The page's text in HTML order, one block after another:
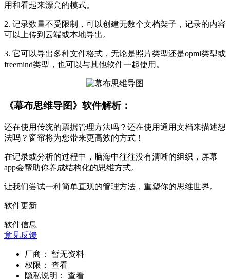
用和看起来漂亮的模式。
2. 记录数量不受限制，可以创建无数个文档架子，记录的内容
可以上传到云端或本地导出。
3. 它可以导出多种文件格式，无论是照片类型还是opml类型或
freemind类型，也可以与其他软件一起使用。
《幕布思维导图》软件解析：
还在使用传统的票据管理方法吗？还在使用通用文档来描述想
法吗？窗帘将为您带来更高效的方式！
在记录或分析的过程中，脑海中往往没有清晰的组织，屏幕
app会帮助你养成结构化的思维方式。
让我们尝试一种简单直观的管理方法，重塑你的思维世界。
软件更新
软件信息
意见反馈
厂商：
暂无资料
权限：
查看
隐私说明：
查看